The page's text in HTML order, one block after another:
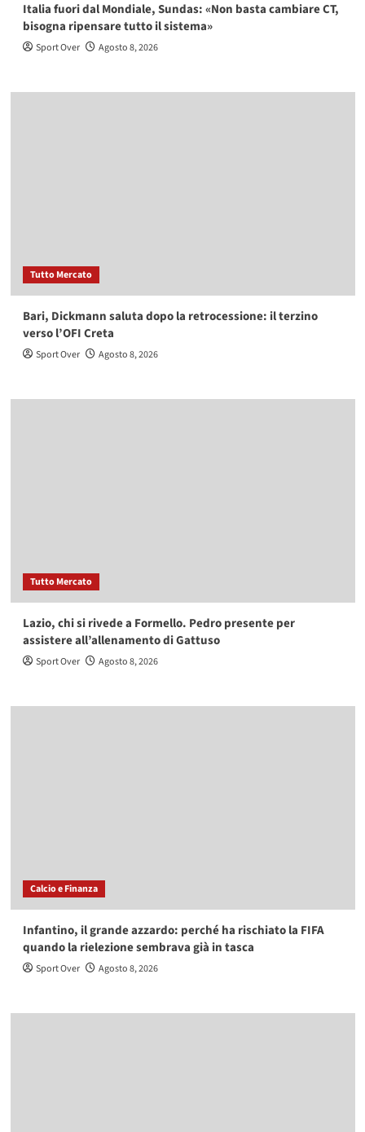
Italia fuori dal Mondiale, Sundas: «Non basta cambiare CT,
bisogna ripensare tutto il sistema»
Sport Over Agosto 8, 2026
Tutto Mercato
Bari, Dickmann saluta dopo la retrocessione: il terzino
verso l’OFI Creta
Sport Over Agosto 8, 2026
Tutto Mercato
Lazio, chi si rivede a Formello. Pedro presente per
assistere all’allenamento di Gattuso
Sport Over Agosto 8, 2026
Calcio e Finanza
Infantino, il grande azzardo: perché ha rischiato la FIFA
quando la rielezione sembrava già in tasca
Sport Over Agosto 8, 2026